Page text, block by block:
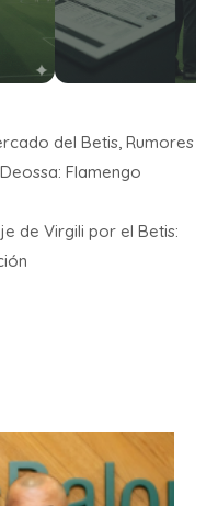
del Betis, Rumores
Flamengo
de Virgili por el Betis: